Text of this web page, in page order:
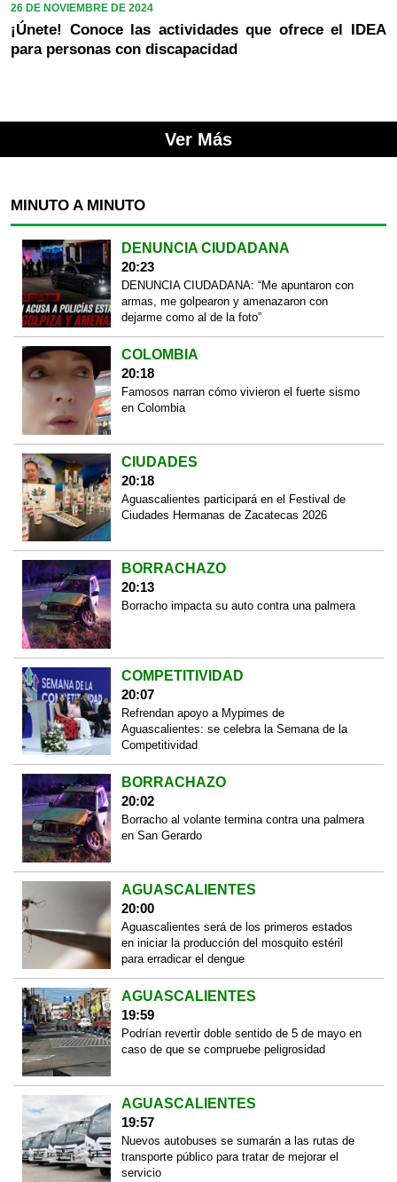
26 DE NOVIEMBRE DE 2024
¡Únete! Conoce las actividades que ofrece el IDEA
para personas con discapacidad
Ver Más
MINUTO A MINUTO
DENUNCIA CIUDADANA
20:23
DENUNCIA CIUDADANA: “Me apuntaron con
armas, me golpearon y amenazaron con
dejarme como al de la foto”
COLOMBIA
20:18
Famosos narran cómo vivieron el fuerte sismo
en Colombia
CIUDADES
20:18
Aguascalientes participará en el Festival de
Ciudades Hermanas de Zacatecas 2026
BORRACHAZO
20:13
Borracho impacta su auto contra una palmera
COMPETITIVIDAD
20:07
Refrendan apoyo a Mypimes de
Aguascalientes: se celebra la Semana de la
Competitividad
BORRACHAZO
20:02
Borracho al volante termina contra una palmera
en San Gerardo
AGUASCALIENTES
20:00
Aguascalientes será de los primeros estados
en iniciar la producción del mosquito estéril
para erradicar el dengue
AGUASCALIENTES
19:59
Podrían revertir doble sentido de 5 de mayo en
caso de que se compruebe peligrosidad
AGUASCALIENTES
19:57
Nuevos autobuses se sumarán a las rutas de
transporte público para tratar de mejorar el
servicio